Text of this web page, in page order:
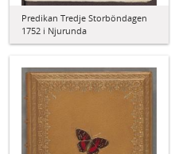
Predikan Tredje Storböndagen
1752 i Njurunda